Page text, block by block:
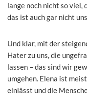
lange noch nicht so viel,
das ist auch gar nicht
Und klar, mit der
Hater zu uns, die
lassen – das sind wir
umgehen. Elena ist
einlässt und die